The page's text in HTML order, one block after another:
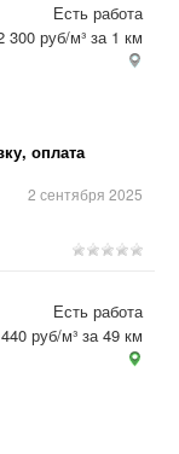
оплата
2 сентября 2025
Есть работа
300 руб/м³ за 1 км
Есть работа
440 руб/м³ за 49 км